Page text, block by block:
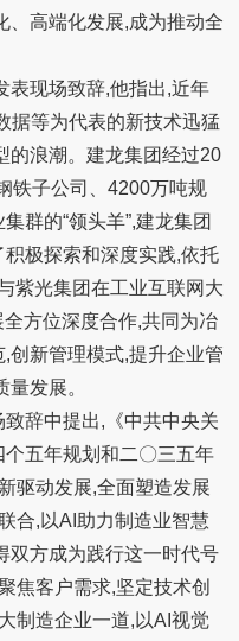
、高端化发展,成为推动全
表现场致辞,他指出,近年
据等为代表的新技术迅猛
的浪潮。建龙集团经过20
铁子公司、4200万吨规
群的“领头羊”,建龙集团
极探索和深度实践,依托
紫光集团在工业互联网大
方位深度合作,共同为冶
创新管理模式,提升企业管
发展。
辞中提出,《中共中央关
五年规划和二〇三五年
驱动发展,全面塑造发展
合,以AI助力制造业智慧
双方成为践行这一时代号
焦客户需求,坚定技术创
制造企业一道,以AI视觉